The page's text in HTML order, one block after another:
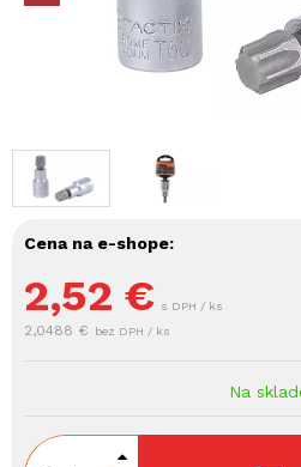
Cena na e-shope:
2,52 € s DPH / ks
2,0488 € bez DPH / ks
Na